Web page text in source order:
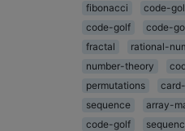
fibonacci
code-
code-golf
code-
fractal
rational-
number-theory
permutations
sequence
array-
code-golf